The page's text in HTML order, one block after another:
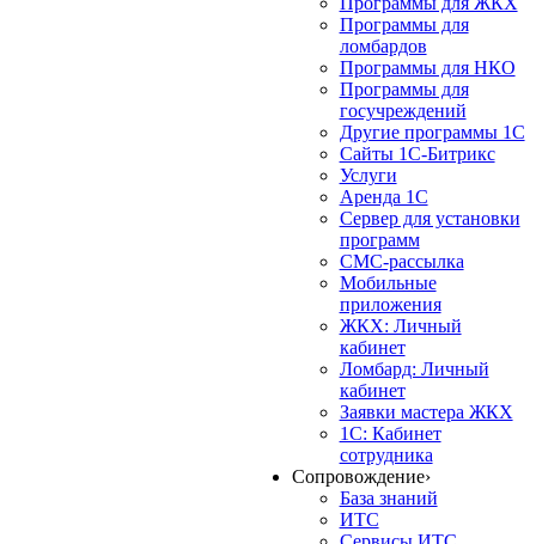
Программы для
ломбардов
Программы для НКО
Программы для
госучреждений
Другие программы 1С
Сайты 1С-Битрикс
Услуги
Аренда 1С
Сервер для установки
программ
СМС-рассылка
Мобильные
приложения
ЖКХ: Личный
кабинет
Ломбард: Личный
кабинет
Заявки мастера ЖКХ
1С: Кабинет
сотрудника
Сопровождение›
База знаний
ИТС